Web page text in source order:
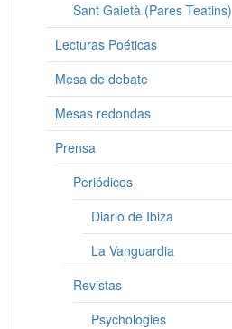
Sant Gaietà (Pares Teatins)
Lecturas Poéticas
Mesa de debate
Mesas redondas
Prensa
Periódicos
Diario de Ibiza
La Vanguardia
Revistas
Psychologies